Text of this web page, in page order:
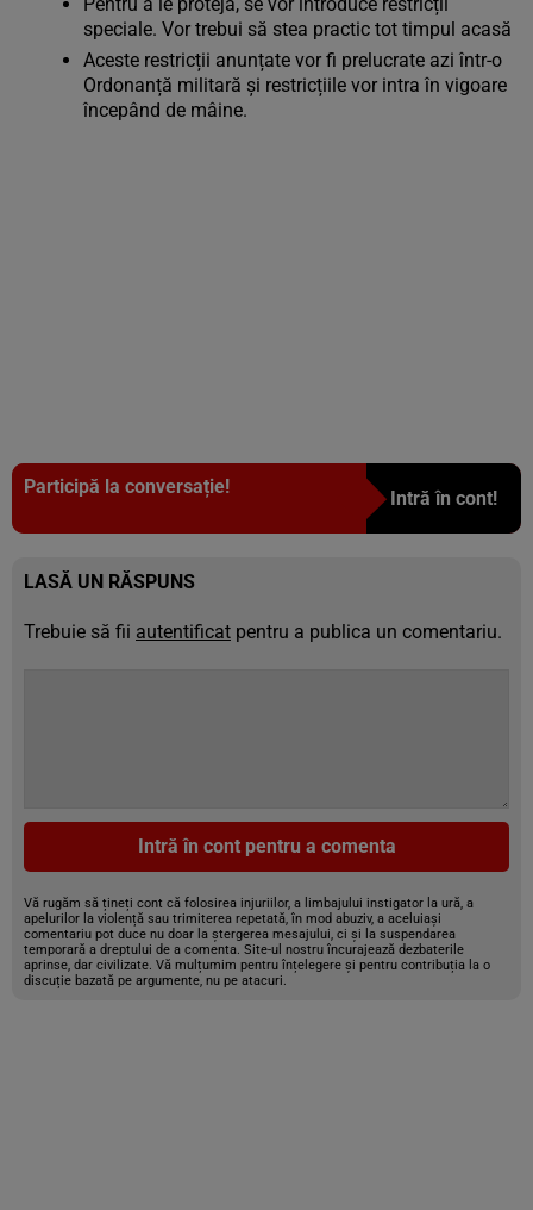
speciale. Vor trebui să stea practic tot timpul acasă
Aceste restricții anunțate vor fi prelucrate azi într-o
Ordonanță militară și restricțiile vor intra în vigoare
începând de mâine.
Participă la conversație!
Intră în cont!
LASĂ UN RĂSPUNS
Trebuie să fii autentificat pentru a publica un comentariu.
Intră în cont pentru a comenta
Vă rugăm să țineți cont că folosirea injuriilor, a limbajului instigator la ură, a
apelurilor la violență sau trimiterea repetată, în mod abuziv, a aceluiași
comentariu pot duce nu doar la ștergerea mesajului, ci și la suspendarea
temporară a dreptului de a comenta. Site-ul nostru încurajează dezbaterile
aprinse, dar civilizate. Vă mulțumim pentru înțelegere și pentru contribuția la o
discuție bazată pe argumente, nu pe atacuri.